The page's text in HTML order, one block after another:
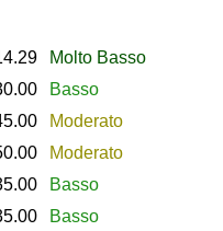
Molto Basso
Basso
Moderato
Moderato
Basso
Basso